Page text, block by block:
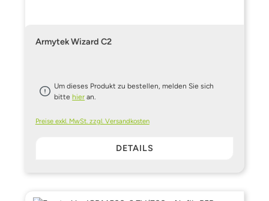
Armytek Wizard C2
Um dieses Produkt zu bestellen, melden Sie sich
bittehier an.
Preise exkl. MwSt. zzgl. Versandkosten
DETAILS